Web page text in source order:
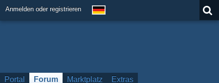
Anmelden oder registrieren
Portal Forum Marktplatz Extras